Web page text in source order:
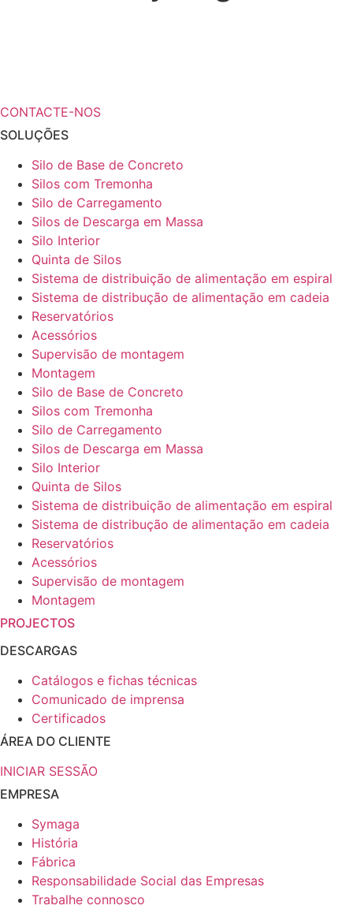
CONTACTE-NOS
SOLUÇÕES
Silo de Base de Concreto
Silos com Tremonha
Silo de Carregamento
Silos de Descarga em Massa
Silo Interior
Quinta de Silos
Sistema de distribuição de alimentação em espiral
Sistema de distribução de alimentação em cadeia
Reservatórios
Acessórios
Supervisão de montagem
Montagem
Silo de Base de Concreto
Silos com Tremonha
Silo de Carregamento
Silos de Descarga em Massa
Silo Interior
Quinta de Silos
Sistema de distribuição de alimentação em espiral
Sistema de distribução de alimentação em cadeia
Reservatórios
Acessórios
Supervisão de montagem
Montagem
PROJECTOS
DESCARGAS
Catálogos e fichas técnicas
Comunicado de imprensa
Certificados
ÁREA DO CLIENTE
INICIAR SESSÃO
EMPRESA
Symaga
História
Fábrica
Responsabilidade Social das Empresas
Trabalhe connosco